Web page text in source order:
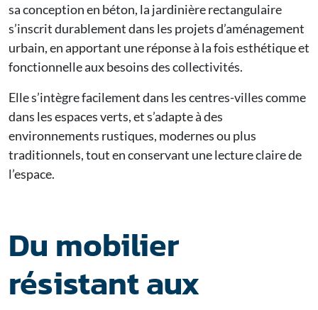
sa conception en béton, la jardinière rectangulaire
s’inscrit durablement dans les projets d’aménagement
urbain, en apportant une réponse à la fois esthétique et
fonctionnelle aux besoins des collectivités.
Elle s’intègre facilement dans les centres-villes comme
dans les espaces verts, et s’adapte à des
environnements rustiques, modernes ou plus
traditionnels, tout en conservant une lecture claire de
l’espace.
Du mobilier
résistant aux